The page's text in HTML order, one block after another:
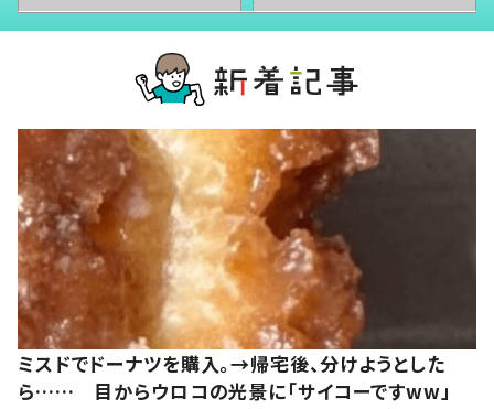
ミスドでドーナツを購入。→帰宅後、分けようとした
ら…… 目からウロコの光景に「サイコーですww」